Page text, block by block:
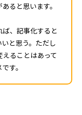
ると思います。
、記事化すると
と思う。ただし
ることはあって
す。